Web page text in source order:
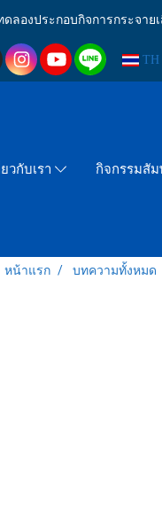
องประกอบกิจการกระจา
TH
ยวกับเรา กิจกรรมสั
หน้าแรก บทความทั้งหมด